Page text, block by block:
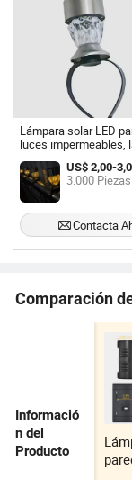
Lámpara solar LED
luces impermeables,
decoración para jardín
US$ 2,00-
3.000
Contacta
Comparación
Informació
n del
Producto